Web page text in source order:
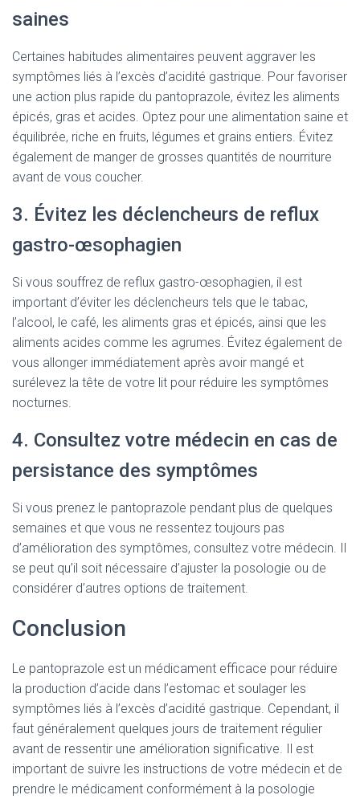
saines
Certaines habitudes alimentaires peuvent aggraver les
symptômes liés à l’excès d’acidité gastrique. Pour favoriser
une action plus rapide du pantoprazole, évitez les aliments
épicés, gras et acides. Optez pour une alimentation saine et
équilibrée, riche en fruits, légumes et grains entiers. Évitez
également de manger de grosses quantités de nourriture
avant de vous coucher.
3. Évitez les déclencheurs de reflux
gastro-œsophagien
Si vous souffrez de reflux gastro-œsophagien, il est
important d’éviter les déclencheurs tels que le tabac,
l’alcool, le café, les aliments gras et épicés, ainsi que les
aliments acides comme les agrumes. Évitez également de
vous allonger immédiatement après avoir mangé et
surélevez la tête de votre lit pour réduire les symptômes
nocturnes.
4. Consultez votre médecin en cas de
persistance des symptômes
Si vous prenez le pantoprazole pendant plus de quelques
semaines et que vous ne ressentez toujours pas
d’amélioration des symptômes, consultez votre médecin. Il
se peut qu’il soit nécessaire d’ajuster la posologie ou de
considérer d’autres options de traitement.
Conclusion
Le pantoprazole est un médicament efficace pour réduire
la production d’acide dans l’estomac et soulager les
symptômes liés à l’excès d’acidité gastrique. Cependant, il
faut généralement quelques jours de traitement régulier
avant de ressentir une amélioration significative. Il est
important de suivre les instructions de votre médecin et de
prendre le médicament conformément à la posologie